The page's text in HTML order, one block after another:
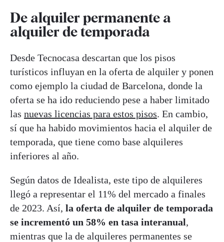
De alquiler permanente a
alquiler de temporada
Desde Tecnocasa descartan que los pisos
turísticos influyan en la oferta de alquiler y ponen
como ejemplo la ciudad de Barcelona, donde la
oferta se ha ido reduciendo pese a haber limitado
las nuevas licencias para estos pisos. En cambio,
sí que ha habido movimientos hacia el alquiler de
temporada, que tiene como base alquileres
inferiores al año.
Según datos de Idealista, este tipo de alquileres
llegó a representar el 11% del mercado a finales
de 2023. Así, la oferta de alquiler de temporada
se incrementó un 58% en tasa interanual,
mientras que la de alquileres permanentes se